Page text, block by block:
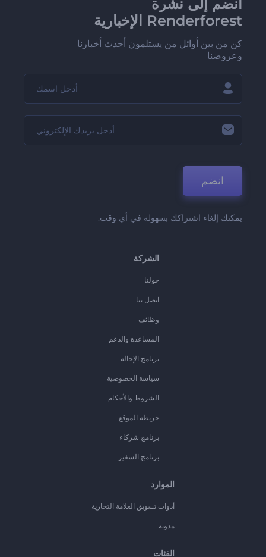
انضم إلى نشرة
Renderforest الإخبارية
كن من بين أوائل من يستلمون أحدث أخبارنا
وعروضنا
انضم
يمكنك إلغاء اشتراكك بسهولة في أي وقت.
الشركة
حولنا
اتصل بنا
وظائف
المساعدة والدعم
برنامج الإحالة
سياسة الخصوصية
الشروط والأحكام
خريطة الموقع
برنامج شركاء
برنامج السفير
الموارد
أدوات تسويق العلامة التجارية
مدونة
الفئات